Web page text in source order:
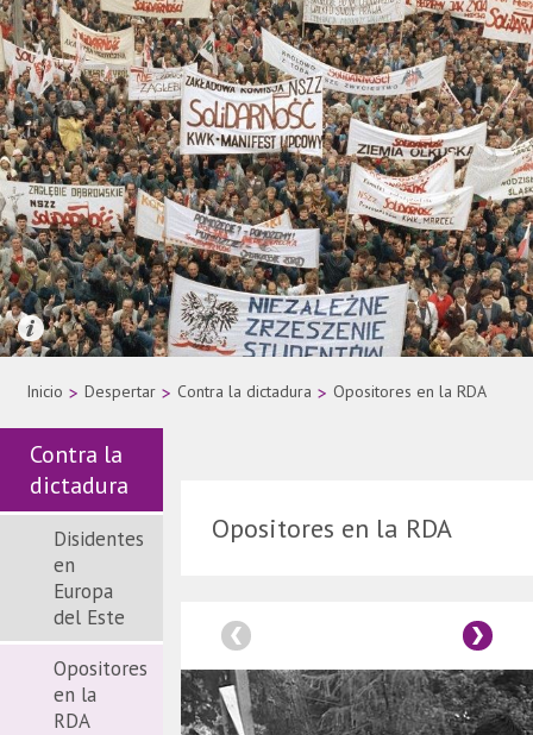
Inicio > Despertar > Contra la dictadura > Opositores en la RDA
Contra la
dictadura
Disidentes
en
Europa
del Este
Opositores
en la
RDA
Opositores en la RDA